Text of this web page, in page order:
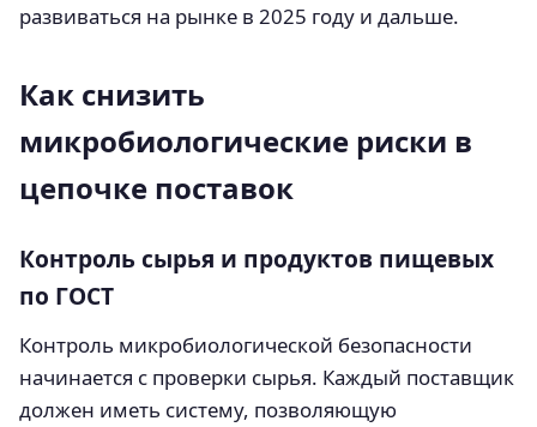
развиваться на рынке в 2025 году и дальше.
Как снизить
микробиологические риски в
цепочке поставок
Контроль сырья и продуктов пищевых
по ГОСТ
Контроль микробиологической безопасности
начинается с проверки сырья. Каждый поставщик
должен иметь систему, позволяющую